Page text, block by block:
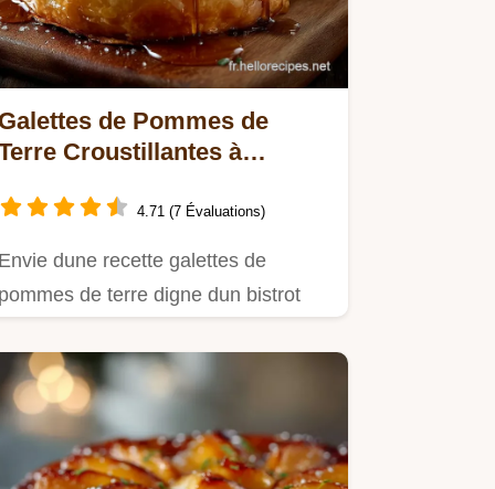
de Pommes de
Croustillantes à
4.71 (7 Évaluations)
dune recette galettes de
de terre digne dun bistrot